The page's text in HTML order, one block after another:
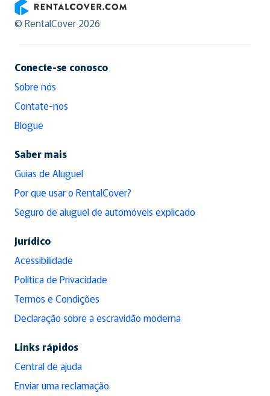
RentalCover
© RentalCover 2026
Conecte-se conosco
Sobre nós
Contate-nos
Blogue
Saber mais
Guias de Aluguel
Por que usar o RentalCover?
Seguro de aluguel de automóveis explicado
Jurídico
Acessibilidade
Política de Privacidade
Termos e Condições
Declaração sobre a escravidão moderna
Links rápidos
Central de ajuda
Enviar uma reclamação